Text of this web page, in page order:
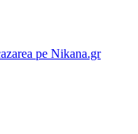
pe Nikana.gr